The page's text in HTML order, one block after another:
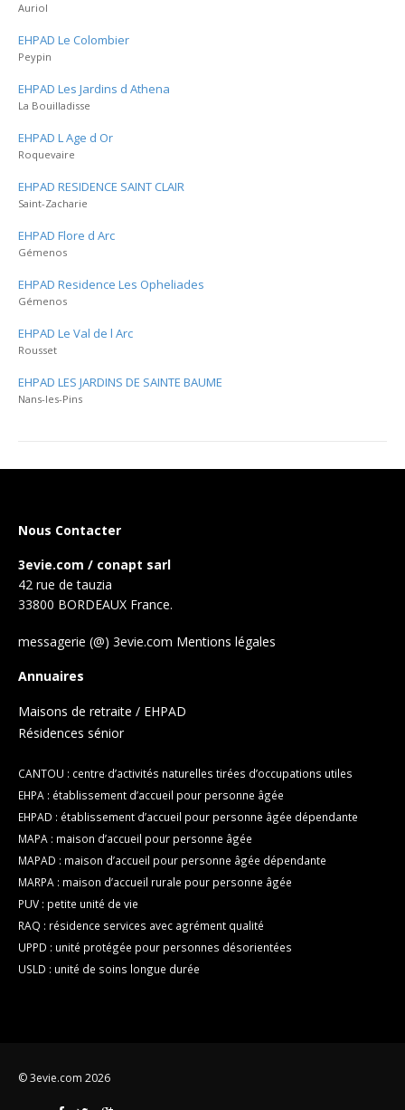
Auriol
EHPAD Le Colombier
Peypin
EHPAD Les Jardins d Athena
La Bouilladisse
EHPAD L Age d Or
Roquevaire
EHPAD RESIDENCE SAINT CLAIR
Saint-Zacharie
EHPAD Flore d Arc
Gémenos
EHPAD Residence Les Opheliades
Gémenos
EHPAD Le Val de l Arc
Rousset
EHPAD LES JARDINS DE SAINTE BAUME
Nans-les-Pins
Nous Contacter
3evie.com / conapt sarl
42 rue de tauzia
33800 BORDEAUX France.
messagerie (@) 3evie.com Mentions légales
Annuaires
Maisons de retraite / EHPAD
Résidences sénior
CANTOU : centre d’activités naturelles tirées d’occupations utiles
EHPA : établissement d’accueil pour personne âgée
EHPAD : établissement d’accueil pour personne âgée dépendante
MAPA : maison d’accueil pour personne âgée
MAPAD : maison d’accueil pour personne âgée dépendante
MARPA : maison d’accueil rurale pour personne âgée
PUV : petite unité de vie
RAQ : résidence services avec agrément qualité
UPPD : unité protégée pour personnes désorientées
USLD : unité de soins longue durée
© 3evie.com 2026